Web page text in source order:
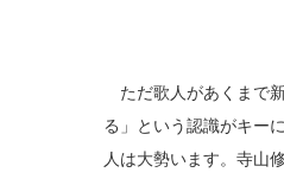
ただ歌人があくまで
る」という認識がキー
人は大勢います。寺山